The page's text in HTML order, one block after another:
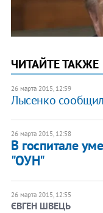
ЧИТАЙТЕ ТАКЖЕ
26 марта 2015, 12:59
Лысенко сообщил
26 марта 2015, 12:58
В госпитале
"ОУН"
26 марта 2015, 12:55
ЄВГЕН ШВЕЦЬ